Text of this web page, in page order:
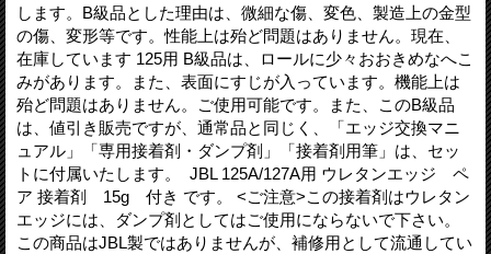
します。B級品とした理由は、微細な傷、変色、製造上の金型
の傷、変形等です。性能上は殆ど問題はありません。現在、
在庫しています 125用 B級品は、ロールに少々おおきめなへこ
みがあります。また、表面にすじが入っています。機能上は
殆ど問題はありません。ご使用可能です。また、このB級品
は、値引き販売ですが、通常品と同じく、「エッジ交換マニ
ュアル」「専用接着剤・ダンプ剤」「接着剤用筆」は、セッ
トに付属いたします。 JBL 125A/127A用 ウレタンエッジ ペ
ア 接着剤 15g 付き です。 <ご注意>この接着剤はウレタン
エッジには、ダンプ剤としてはご使用にならないで下さい。
この商品はJBL製ではありませんが、補修用として流通してい